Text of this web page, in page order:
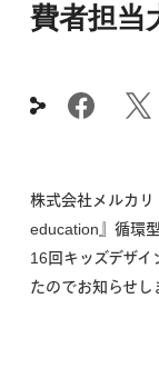
費者担当
株式会社メルカ
education』循環
16回キッズデザイ
たのでお知らせし